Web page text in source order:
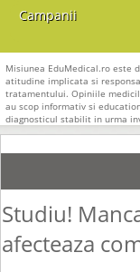
Campanii
Misiunea EduMedical.ro este
atitudine implicata si
tratamentului. Opiniile
au scop informativ si
diagnosticul stabilit in urma
Studiu!
afecteaza